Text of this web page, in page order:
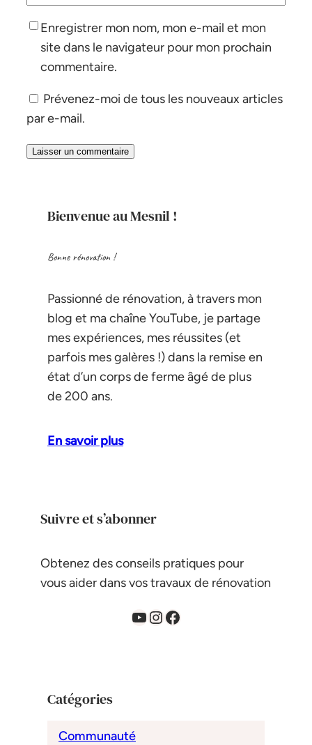
Enregistrer mon nom, mon e-mail et mon
site dans le navigateur pour mon prochain
commentaire.
Prévenez-moi de tous les nouveaux articles
par e-mail.
Bienvenue au Mesnil !
Bonne rénovation !
Passionné de rénovation, à travers mon
blog et ma chaîne YouTube, je partage
mes expériences, mes réussites (et
parfois mes galères !) dans la remise en
état d’un corps de ferme âgé de plus
de 200 ans.
En savoir plus
Suivre et s’abonner
Obtenez des conseils pratiques pour
vous aider dans vos travaux de rénovation
YouTube Instagram Facebook
Catégories
Communauté